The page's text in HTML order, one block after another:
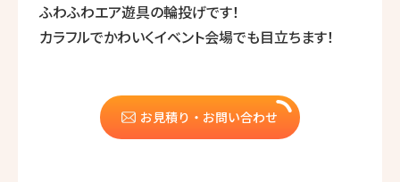
ふわふわエア遊具の輪投げです！
カラフルでかわいくイベント会場でも目立ちます！
お見積り・お問い合わせ